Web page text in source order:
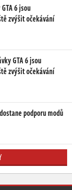
6 jsou
zvýšit očekávání
GTA 6 jsou
zvýšit očekávání
podporu modů